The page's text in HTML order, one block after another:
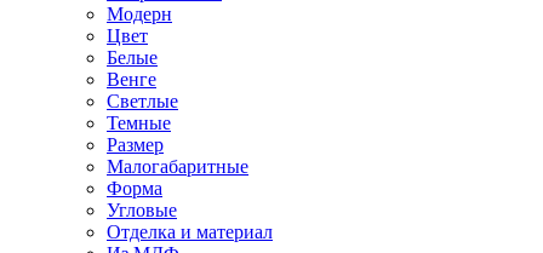
Модерн
Цвет
Белые
Венге
Светлые
Темные
Размер
Малогабаритные
Форма
Угловые
Отделка и материал